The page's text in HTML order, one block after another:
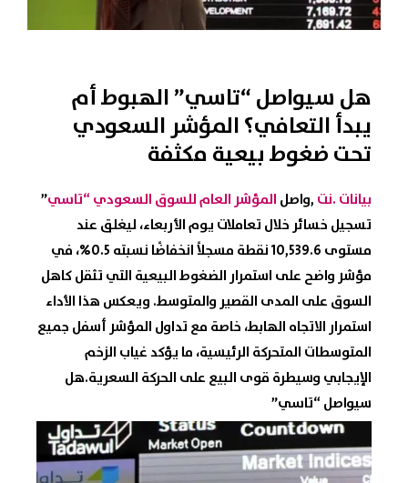
هل سيواصل “تاسي” الهبوط أم
يبدأ التعافي؟ المؤشر السعودي
تحت ضغوط بيعية مكثفة
بيانات .نت ,واصل المؤشر العام للسوق السعودي “تاسي”
تسجيل خسائر خلال تعاملات يوم الأربعاء، ليغلق عند
مستوى 10,539.6 نقطة مسجلاً انخفاضًا نسبته 0.5%، في
مؤشر واضح على استمرار الضغوط البيعية التي تثقل كاهل
السوق على المدى القصير والمتوسط. ويعكس هذا الأداء
استمرار الاتجاه الهابط، خاصة مع تداول المؤشر أسفل جميع
المتوسطات المتحركة الرئيسية، ما يؤكد غياب الزخم
الإيجابي وسيطرة قوى البيع على الحركة السعرية.هل
سيواصل “تاسي”